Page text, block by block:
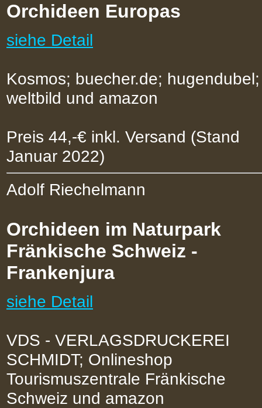
Orchideen Europas
siehe Detail
Kosmos; buecher.de; hugendubel;
weltbild und amazon
Preis 44,-€ inkl. Versand (Stand
Januar 2022)
Adolf Riechelmann
Orchideen im Naturpark
Fränkische Schweiz -
Frankenjura
siehe Detail
VDS - VERLAGSDRUCKEREI
SCHMIDT; Onlineshop
Tourismuszentrale Fränkische
Schweiz und amazon